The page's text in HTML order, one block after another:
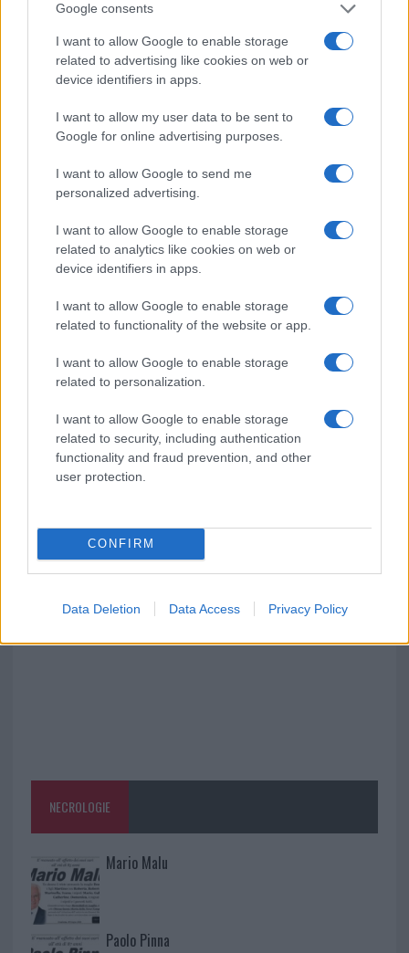
Google consents
I want to allow Google to enable storage
related to advertising like cookies on web or
device identifiers in apps.
I want to allow my user data to be sent to
Google for online advertising purposes.
I want to allow Google to send me
personalized advertising.
I want to allow Google to enable storage
related to analytics like cookies on web or
device identifiers in apps.
I want to allow Google to enable storage
related to functionality of the website or app.
I want to allow Google to enable storage
related to personalization.
I want to allow Google to enable storage
related to security, including authentication
functionality and fraud prevention, and other
user protection.
CONFIRM
Data Deletion Data Access Privacy Policy
o
k p
È scontro tra Misericordia e Comune di Santa
Teresa Gallura
Controlli rafforzati in Costa Smeralda, 20
arresti e 135 denunce
Tre milioni di euro dalla Provincia Gallura per
nuove aule nelle scuole di Olbia
Incidente sulla provinciale 125, paura tra Olbia e
Incidente sulla strada provinciale ad Arzachena,
un ferito
Sangue, musica e solidarietà con Avis Olbia al
Meteo Olbia 9 agosto, temperature in calo
NECROLOGIE
Mario Malu
Paolo Pinna